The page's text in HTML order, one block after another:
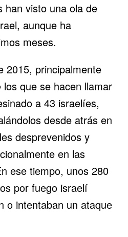
han visto una ola de
aunque ha
meses.
2015, principalmente
que se hacen llamar
a 43 israelíes,
desde atrás en
desprevenidos y
en las
ese tiempo, unos 280
por fuego israelí
o intentaban un ataque